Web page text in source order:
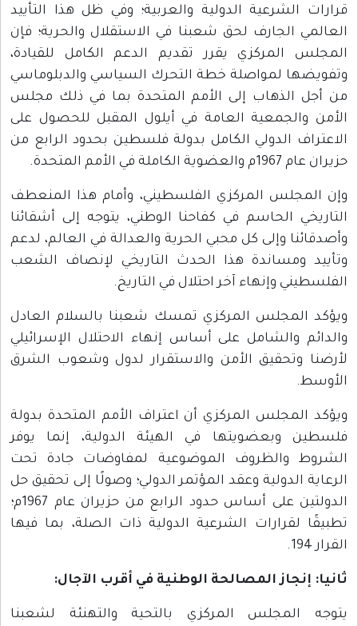
قرارات الشرعية الدولية والعربية؛ وفي ظل هذا التأييد
العالمي الجارف لحق شعبنا في الاستقلال والحرية؛ فإن
المجلس المركزي يقرر تقديم الدعم الكامل للقيادة،
وتفويضها لمواصلة خطة التحرك السياسي والدبلوماسي
من أجل الذهاب إلى الأمم المتحدة بما في ذلك مجلس
الأمن والجمعية العامة في أيلول المقبل للحصول على
الاعتراف الدولي الكامل بدولة فلسطين بحدود الرابع من
حزيران عام 1967م والعضوية الكاملة في الأمم المتحدة.
وإن المجلس المركزي الفلسطيني، وأمام هذا المنعطف
التاريخي الحاسم في كفاحنا الوطني، يتوجه إلى أشقائنا
وأصدقائنا وإلى كل محبي الحرية والعدالة في العالم، لدعم
وتأييد ومساندة هذا الحدث التاريخي لإنصاف الشعب
الفلسطيني وإنهاء آخر احتلال في التاريخ.
ويؤكد المجلس المركزي تمسك شعبنا بالسلام العادل
والدائم والشامل على أساس إنهاء الاحتلال الإسرائيلي
لأرضنا وتحقيق الأمن والاستقرار لدول وشعوب الشرق
الأوسط.
ويؤكد المجلس المركزي أن اعتراف الأمم المتحدة بدولة
فلسطين وبعضويتها في الهيئة الدولية، إنما يوفر
الشروط والظروف الموضوعية لمفاوضات جادة تحت
الرعاية الدولية وعقد المؤتمر الدولي؛ وصولًا إلى تحقيق حل
الدولتين على أساس حدود الرابع من حزيران عام 1967م؛
تطبيقًا لقرارات الشرعية الدولية ذات الصلة، بما فيها
القرار 194.
ثانيا: إنجاز المصالحة الوطنية في أقرب الآجال:
يتوجه المجلس المركزي بالتحية والتهنئة لشعبنا